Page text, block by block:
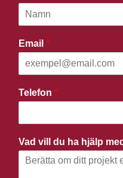
Email *
Telefon *
Vad vill du ha hjälp